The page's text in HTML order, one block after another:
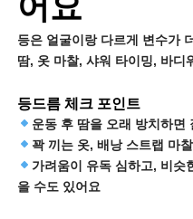
등은 얼굴이랑 다르게 변수가
땀, 옷 마찰, 샤워 타이밍, 바디
등드름 체크 포인트
운동 후 땀을 오래 방치하면
꽉 끼는 옷, 배낭 스트랩 마
가려움이 유독 심하고, 비슷
을 수도 있어요